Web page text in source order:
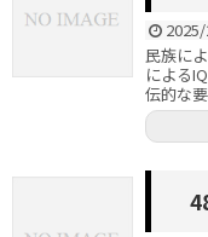
民族に
による
伝的な